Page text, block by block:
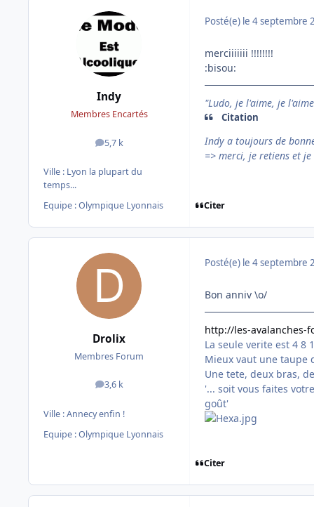
Indy
Membres Encartés
5,7 k
messages
Ville : Lyon la plupart du
temps...
Equipe : Olympique Lyonnais
Posté(e) le 4 septembre
merciiiiiii !!!!!!!!
:bisou:
"Ludo, je l'aime, je
Citation
Indy a toujours de
=> merci, je retiens et
Citer
Drolix
Membres Forum
3,6 k
messages
Ville :Annecy enfin !
Equipe : Olympique Lyonnais
Posté(e) le 4 septembre
Bon anniv \o/
http://les-avalanches-
La seule verite est 4 8
Mieux vaut une taupe
Une tete, deux bras,
'... soit vous faites
goût'
Citer